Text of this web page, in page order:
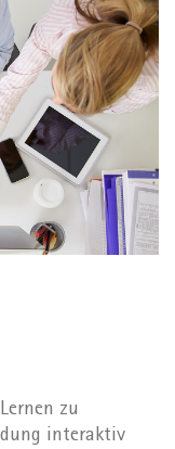
zu
interaktiv